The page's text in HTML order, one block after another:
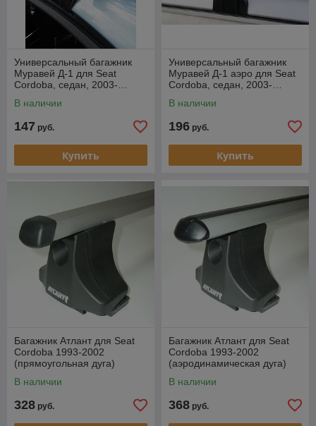
Универсальный багажник
Муравей Д-1 для Seat
Cordoba, седан, 2003-…
В наличии
147 руб.
Купить
Универсальный багажник
Муравей Д-1 аэро для Seat
Cordoba, седан, 2003-…
В наличии
196 руб.
Купить
Багажник Атлант для Seat
Cordoba 1993-2002
(прямоугольная дуга)
В наличии
328 руб.
Багажник Атлант для Seat
Cordoba 1993-2002
(аэродинамическая дуга)
В наличии
368 руб.